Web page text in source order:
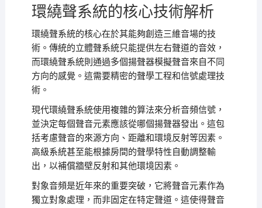
環繞聲系統的核心技術解析
環繞聲系統的核心在於其能夠創造三維音場的技
術。傳統的立體聲系統只能提供左右聲道的音效，
而環繞聲系統則通過多個揚聲器模擬聲音來自不同
方向的感覺。這需要精密的聲學工程和信號處理技
術。
現代環繞聲系統使用複雜的算法來分析音頻信號，
並決定每個聲音元素應該從哪個揚聲器發出。這包
括考慮聲音的來源方向、距離和環境反射等因素。
高級系統甚至能根據房間的聲學特性自動調整輸
出，以補償牆壁反射和其他環境因素。
對象音頻是近年來的重要突破，它將聲音元素作為
獨立對象處理，而非固定在特定聲道。這使得聲音